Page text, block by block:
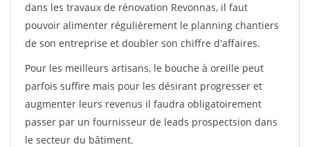
dans les travaux de rénovation Revonnas, il faut
pouvoir alimenter régulièrement le planning chantiers
de son entreprise et doubler son chiffre d'affaires.
Pour les meilleurs artisans, le bouche à oreille peut
parfois suffire mais pour les désirant progresser et
augmenter leurs revenus il faudra obligatoirement
passer par un fournisseur de leads prospectsion dans
le secteur du bâtiment.